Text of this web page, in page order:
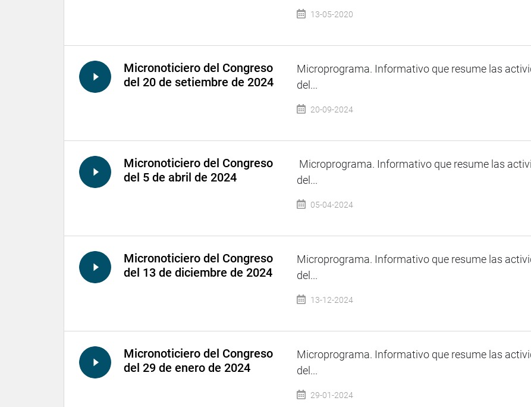
13-05-2020
Micronoticiero del Congreso
del 20 de setiembre de 2024
Microprograma. Informativo que resume las
del...
20-09-2024
Micronoticiero del Congreso
del 5 de abril de 2024
Microprograma. Informativo que resume las
del...
05-04-2024
Micronoticiero del Congreso
del 13 de diciembre de 2024
Microprograma. Informativo que resume las
del...
13-12-2024
Micronoticiero del Congreso
del 29 de enero de 2024
Microprograma. Informativo que resume las
del...
29-01-2024